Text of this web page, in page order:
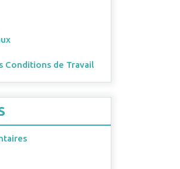
Conditions de Travail